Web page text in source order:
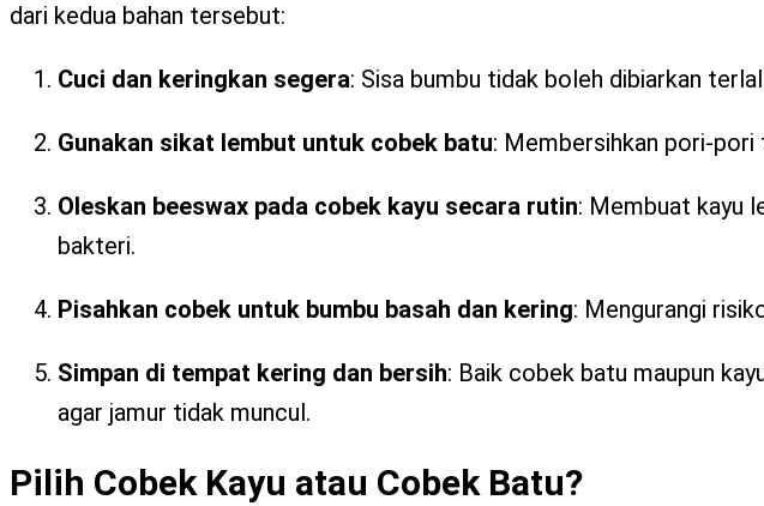
dari kedua bahan tersebut:
Cuci dan keringkan segera: Sisa bumbu tidak boleh dibiarkan
Gunakan sikat lembut untuk cobek batu: Membersihkan pori-pori
Oleskan beeswax pada cobek kayu secara rutin: Membuat kayu
bakteri.
Pisahkan cobek untuk bumbu basah dan kering: Mengurangi
Simpan di tempat kering dan bersih: Baik cobek batu maupun
agar jamur tidak muncul.
Pilih Cobek Kayu atau Cobek Batu?